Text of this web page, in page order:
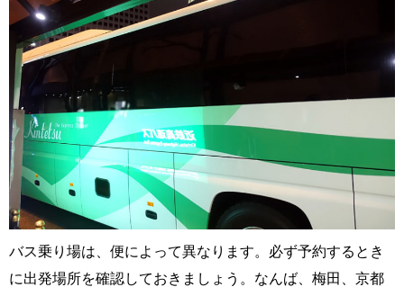
バス乗り場は、便によって異なります。必ず予約するとき
に出発場所を確認しておきましょう。なんば、梅田、京都